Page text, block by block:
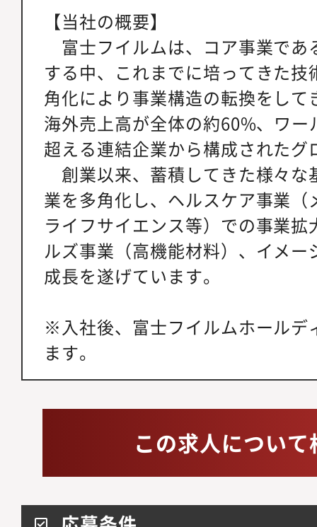
【当社の概要】
富士フイルムは、コア事業であ
する中、これまでに培ってきた
角化により事業構造の転換をし
海外売上高が全体の約60%、ワ
超える連結企業から構成された
創業以来、蓄積してきた様々な
業を多角化し、ヘルスケア事業（
ライフサイエンス等）での事業
ルズ事業（高機能材料）、イメ
成長を遂げています。
※入社後、富士フイルムホールデ
ます。
この求人につい